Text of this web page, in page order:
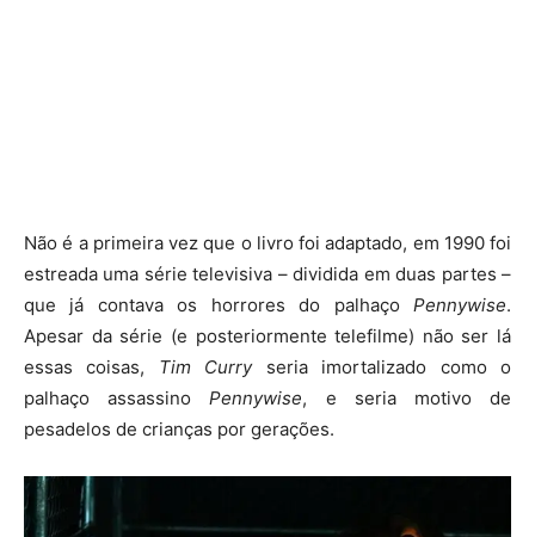
Não é a primeira vez que o livro foi adaptado, em 1990 foi
estreada uma série televisiva – dividida em duas partes –
que já contava os horrores do palhaço Pennywise.
Apesar da série (e posteriormente telefilme) não ser lá
essas coisas, Tim Curryseria imortalizado como o
palhaço assassinoPennywise, e seria motivo de
pesadelos de crianças por gerações.